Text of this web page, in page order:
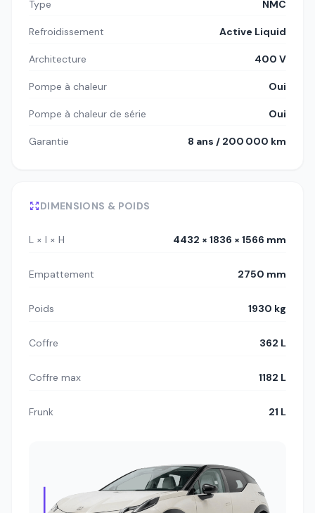
Type NMC
Refroidissement Active Liquid
Architecture 400 V
Pompe à chaleur Oui
Pompe à chaleur de série Oui
Garantie 8 ans / 200 000 km
DIMENSIONS & POIDS
L × l × H 4432 × 1836 × 1566 mm
Empattement 2750 mm
Poids 1930 kg
Coffre 362 L
Coffre max 1182 L
Frunk 21 L